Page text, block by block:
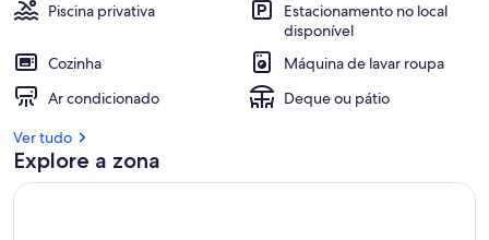
Piscina privativa
Estacionamento no local
disponível
Cozinha
Máquina de lavar roupa
Ar condicionado
Deque ou pátio
Ver tudo
Explore a zona